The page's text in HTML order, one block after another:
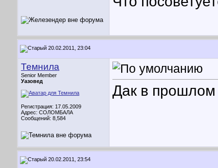
20.02.2011, 23:04
Темнила
Senior Member
Уазовед
Регистрация: 17.05.2009
Адрес: СОЛОМБАЛА
Сообщений: 8,584
Дак в прошлом
20.02.2011, 23:54